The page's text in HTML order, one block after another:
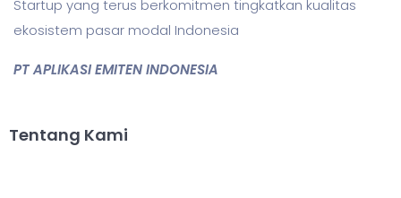
Startup yang terus berkomitmen tingkatkan kualitas
ekosistem pasar modal Indonesia
PT APLIKASI EMITEN INDONESIA
Tentang Kami